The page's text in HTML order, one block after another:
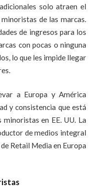
solo atraen el
de las marcas.
de ingresos para los
con pocas o ninguna
lo que les impide llegar
a Europa y América
y consistencia que está
en EE. UU. La
de medios integral
Retail Media en Europa